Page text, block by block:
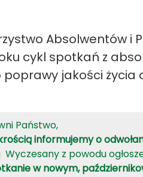
Absolwentów i
cykl spotkań z
poprawy jakości
Państwo,
informujemy o
Wyczesany z powodu
w nowym,